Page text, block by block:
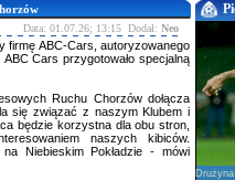
Data: 01.07.26; 13:15 Dodał: Neo
firmę ABC-Cars, autoryzowanego
Cars przygotowało specjalną
Ruchu Chorzów dołącza
się związać z naszym Klubem i
będzie korzystna dla obu stron,
naszych kibiców.
Niebieskim Pokładzie - mówi